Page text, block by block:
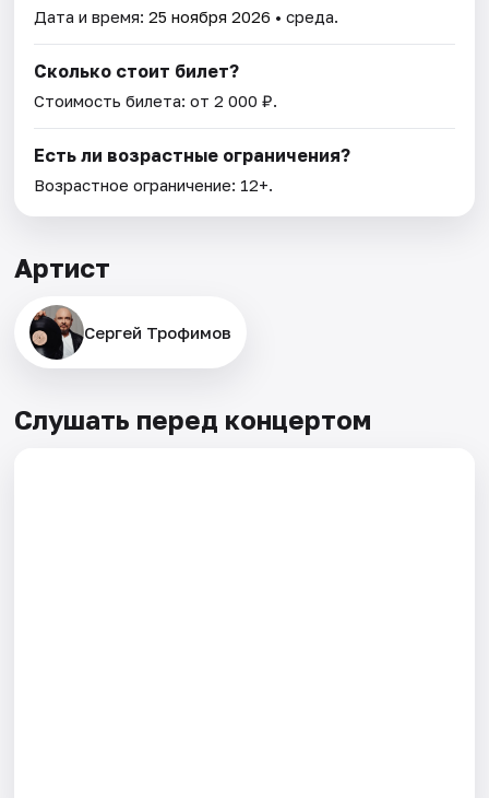
Дата и время:25 ноября 2026 • среда.
Сколько стоит билет?
Стоимость билета: от 2 000 ₽.
Есть ли возрастные ограничения?
Возрастное ограничение: 12+.
Артист
Сергей Трофимов
Слушать перед концертом